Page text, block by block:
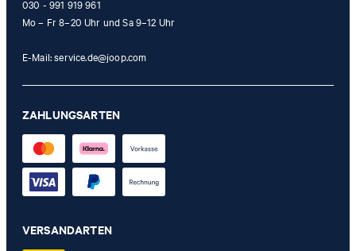
030 - 991 919 961
Mo – Fr 8–20 Uhr und Sa 9–12 Uhr
E-Mail:service.de@joop.com
ZAHLUNGSARTEN
VERSANDARTEN